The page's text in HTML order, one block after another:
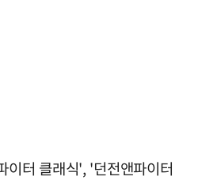
이터 클래식', '던전앤파이터